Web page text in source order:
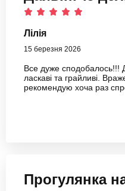
Лілія
15 березня 2026
Все дуже сподобалось!!!
ласкаві та грайливі.
рекомендую хоча раз
Прогулянка